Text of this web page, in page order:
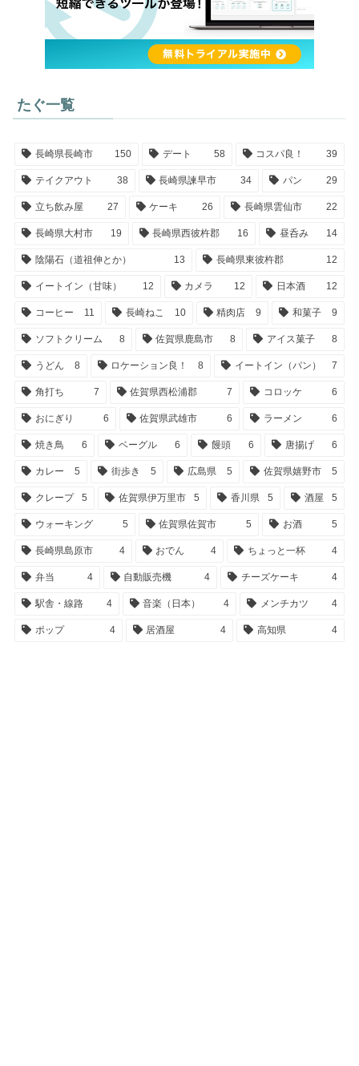
たぐ一覧
長崎県長崎市 150 デート 58 コスパ良！ 39
テイクアウト 38 長崎県諫早市 34 パン 29
立ち飲み屋 27 ケーキ 26 長崎県雲仙市 22
長崎県大村市 19 長崎県西彼杵郡 16 昼呑み 14
陰陽石（道祖伸とか） 13 長崎県東彼杵郡 12
イートイン（甘味） 12 カメラ 12 日本酒 12
コーヒー 11 長崎ねこ 10 精肉店 9 和菓子 9
ソフトクリーム 8 佐賀県鹿島市 8 アイス菓子 8
うどん 8 ロケーション良！ 8 イートイン（パン） 7
角打ち 7 佐賀県西松浦郡 7 コロッケ 6
おにぎり 6 佐賀県武雄市 6 ラーメン 6
焼き鳥 6 ベーグル 6 饅頭 6 唐揚げ 6
カレー 5 街歩き 5 広島県 5 佐賀県嬉野市 5
クレープ 5 佐賀県伊万里市 5 香川県 5 酒屋 5
ウォーキング 5 佐賀県佐賀市 5 お酒 5
長崎県島原市 4 おでん 4 ちょっと一杯 4
弁当 4 自動販売機 4 チーズケーキ 4
駅舎・線路 4 音楽（日本） 4 メンチカツ 4
ポップ 4 居酒屋 4 高知県 4